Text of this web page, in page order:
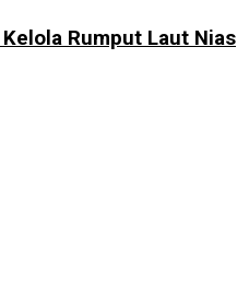
Kelola Rumput Laut Nias